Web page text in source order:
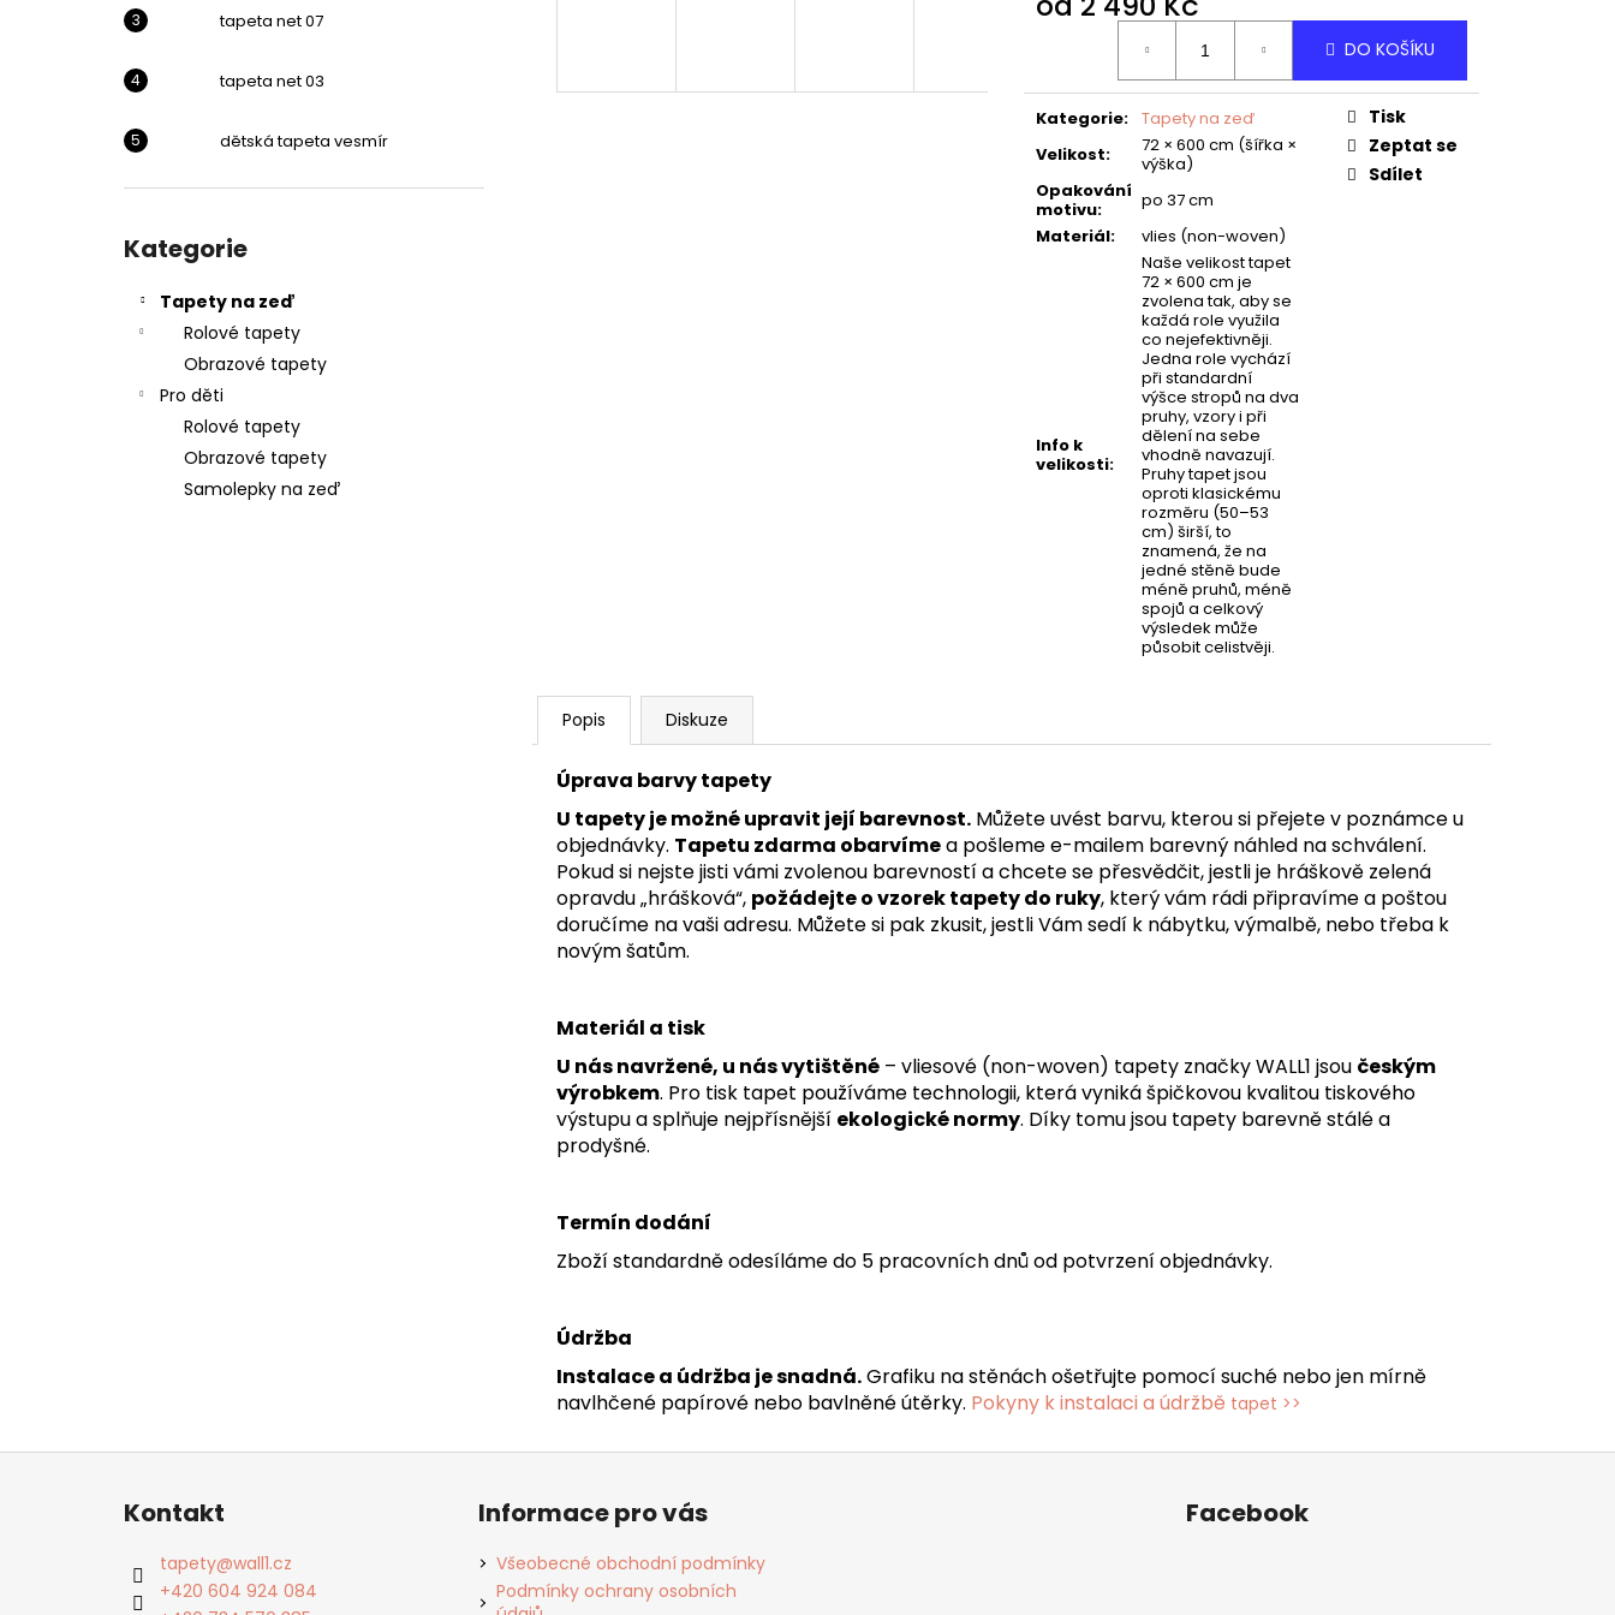
tapeta net 07
tapeta net 03
dětská tapeta vesmír
kategorie
Kategorie
Tapety na zeď
Rolové tapety
Obrazové tapety
Pro děti
Rolové tapety
Obrazové tapety
Samolepky na zeď
DO KOŠÍKU
Kategorie: Tapety na zeď
Velikost:
72 × 600 cm (šířka ×
výška)
Opakování
motivu:
po 37 cm
Materiál: vlies (non-woven)
Info k
velikosti:
Naše velikost tapet
72 × 600 cm je
zvolena tak, aby se
každá role využila
co nejefektivněji.
Jedna role vychází
při standardní
výšce stropů na dva
pruhy, vzory i při
dělení na sebe
vhodně navazují.
Pruhy tapet jsou
oproti klasickému
rozměru (50–53
cm) širší, to
znamená, že na
jedné stěně bude
méně pruhů, méně
spojů a celkový
výsledek může
působit celistvěji.
Tisk
Zeptat se
Sdílet
Popis Diskuze
Úprava barvy tapety
U tapety je možné upravit její barevnost. Můžete uvést barvu, kterou si přejete v poznámce u
objednávky. Tapetu zdarma obarvímea pošleme e-mailem barevný náhled na schválení.
Pokud si nejste jisti vámi zvolenou barevností a chcete se přesvědčit, jestli je hráškově zelená
opravdu „hrášková“, požádejte o vzorek tapetydo ruky, který vám rádi připravíme a poštou
doručíme na vaši adresu. Můžete si pak zkusit, jestli Vám sedí k nábytku, výmalbě, nebo třeba k
novým šatům.
Materiál a tisk
U nás navržené, u nás vytištěné – vliesové (non-woven) tapety značky WALL1 jsou českým
výrobkem. Pro tisk tapet používáme technologii, která vyniká špičkovou kvalitou tiskového
výstupu a splňuje nejpřísnější ekologické normy. Díky tomu jsou tapety barevně stálé a
prodyšné.
Termín dodání
Zboží standardně odesíláme do 5 pracovních dnů od potvrzení objednávky.
Údržba
Instalace a údržba je snadná.Grafiku na stěnách ošetřujte pomocí suché nebo jen mírně
navlhčené papírové nebo bavlněné útěrky. Pokyny k instalaci a údržbě tapet >>
Z
Kontakt
tapety@wall1.cz
+420 604 924 084
Informace pro vás
Všeobecné obchodní podmínky
Podmínky ochrany osobních
Facebook